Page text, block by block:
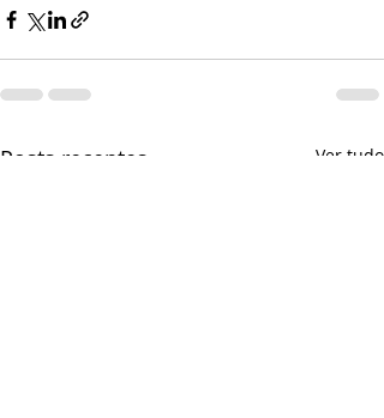
Posts recentes Ver tudo